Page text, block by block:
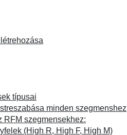
típusai
minden szegmenshez
RFM szegmensekhez:
(High R, High F, High M)